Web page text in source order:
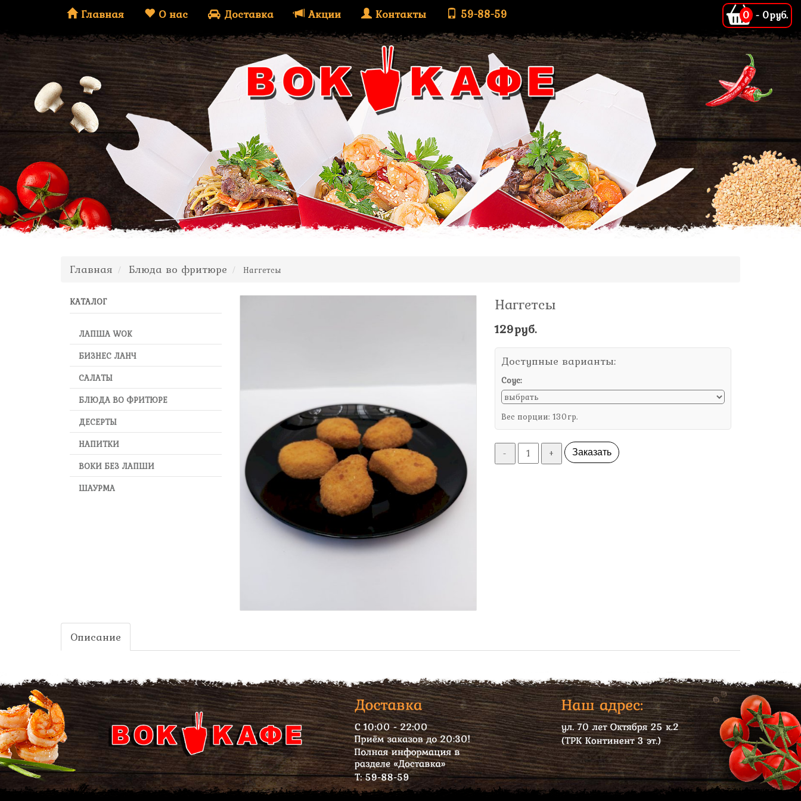
Главная О нас Доставка Акции Контакты 59-88-59 0 - 0руб.
Главная Блюда во фритюре Наггетсы
КАТАЛОГ
ЛАПША WOK
БИЗНЕС ЛАНЧ
САЛАТЫ
БЛЮДА ВО ФРИТЮРЕ
ДЕСЕРТЫ
НАПИТКИ
ВОКИ БЕЗ ЛАПШИ
ШАУРМА
Наггетсы
129руб.
Доступные варианты:
Соус:
Вес порции: 130гр.
- + Заказать
Описание